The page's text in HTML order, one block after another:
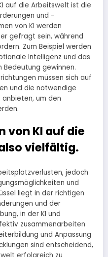
auf die Arbeitswelt ist die
und -
von KI werden
gefragt sein, während
Zum Beispiel werden
Intelligenz und das
Bedeutung gewinnen.
müssen sich auf
und die notwendige
anbieten, um den
von KI auf die
vielfältig.
jedoch
und
liegt in der richtigen
und der
in der KI und
zusammenarbeiten
und Anpassung
sind entscheidend,